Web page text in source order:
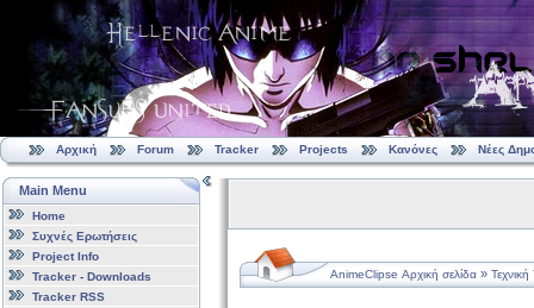
Αρχική Forum Tracker Projects Κανόνες Νέες
Main Menu
Home
Συχνές Ερωτήσεις
Project Info
Tracker - Downloads
Tracker RSS
AnimeClipse Αρχική σελίδα »